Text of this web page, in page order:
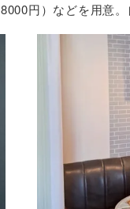
円）などを用意。